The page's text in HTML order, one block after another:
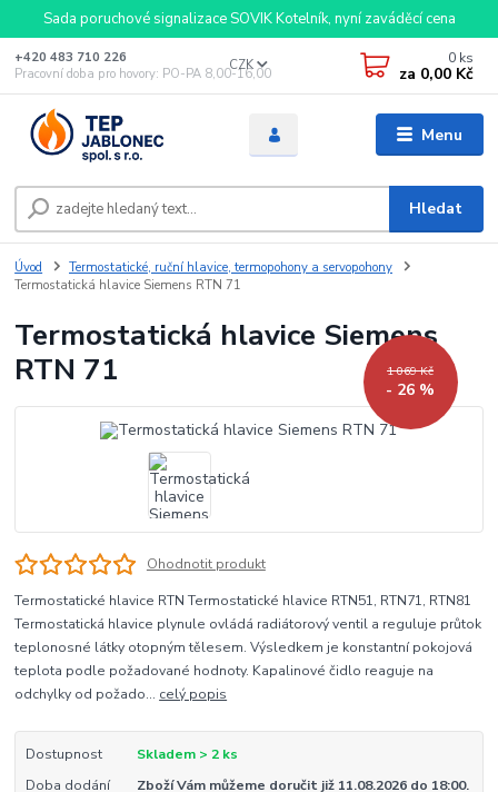
Sada poruchové signalizace SOVIK Kotelník, nyní zaváděcí cena
Menu
CZK
Hledat
+420 483 710 226
Pracovní doba pro hovory: PO-PA 8,00-16,00
0 ks
za 0,00 Kč
Úvod
Termostatické, ruční hlavice, termopohony a servopohony
Termostatická hlavice Siemens RTN 71
Termostatická hlavice Siemens
RTN 71
1 069 Kč
- 26 %
Ohodnotit produkt
Termostatické hlavice RTN Termostatické hlavice RTN51, RTN71, RTN81
Termostatická hlavice plynule ovládá radiátorový ventil a reguluje průtok
teplonosné látky otopným tělesem. Výsledkem je konstantní pokojová
teplota podle požadované hodnoty. Kapalinové čidlo reaguje na
odchylky od požado... celý popis
Dostupnost
Skladem > 2 ks
Doba dodání
Zboží Vám můžeme doručit již 11.08.2026 do 18:00.